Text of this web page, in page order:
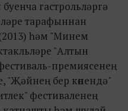
гастрольләргә
тарафыннан
һәм "Минем
"Алтын
премиясенең
"Җәйнең бер көнендә"
фестиваленең